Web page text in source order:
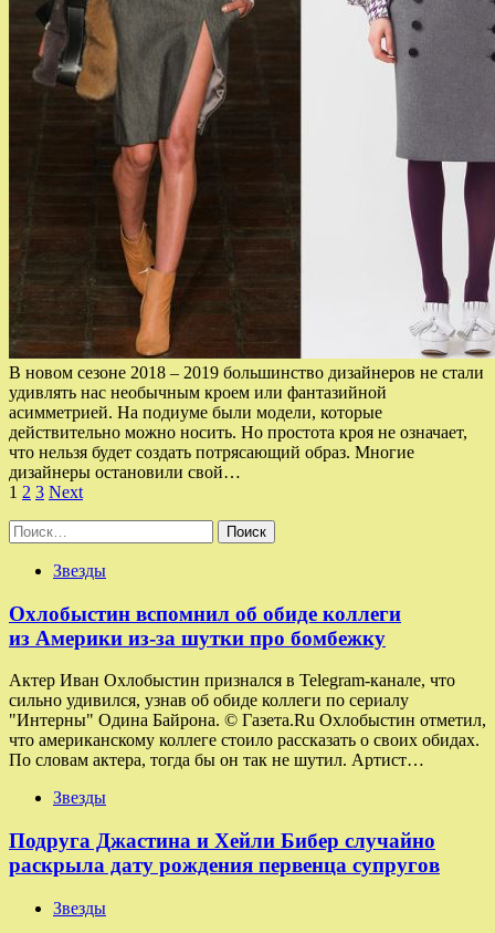
В новом сезоне 2018 – 2019 большинство дизайнеров не стали
удивлять нас необычным кроем или фантазийной
асимметрией. На подиуме были модели, которые
действительно можно носить. Но простота кроя не означает,
что нельзя будет создать потрясающий образ. Многие
дизайнеры остановили свой…
Пагинация
записей
1 2 3 Next
Найти:
Звезды
Охлобыстин вспомнил об обиде коллеги
из Америки из-за шутки про бомбежку
Актер Иван Охлобыстин признался в Telegram-канале, что
сильно удивился, узнав об обиде коллеги по сериалу
"Интерны" Одина Байрона. © Газета.Ru Охлобыстин отметил,
что американскому коллеге стоило рассказать о своих обидах.
По словам актера, тогда бы он так не шутил. Артист…
Звезды
Подруга Джастина и Хейли Бибер случайно
раскрыла дату рождения первенца супругов
Звезды